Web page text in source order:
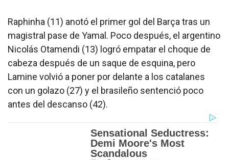
Raphinha (11) anotó el primer gol del Barça tras un
magistral pase de Yamal. Poco después, el argentino
Nicolás Otamendi (13) logró empatar el choque de
cabeza después de un saque de esquina, pero
Lamine volvió a poner por delante a los catalanes
con un golazo (27) y el brasileño sentenció poco
antes del descanso (42).